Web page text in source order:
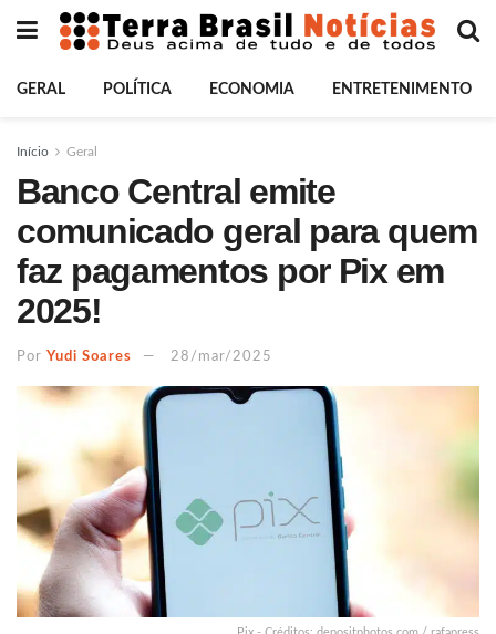
GERAL POLÍTICA ECONOMIA ENTRETENIMENTO
Início Geral
Banco Central emite
comunicado geral para quem
faz pagamentos por Pix em
2025!
Por Yudi Soares 28/mar/2025